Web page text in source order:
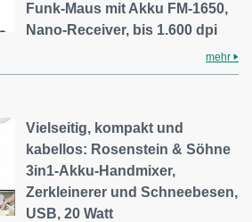
Funk-Maus mit Akku FM-1650,
Nano-Receiver, bis 1.600 dpi
mehr
Vielseitig, kompakt und
kabellos: Rosenstein & Söhne
3in1-Akku-Handmixer,
Zerkleinerer und Schneebesen,
USB, 20 Watt